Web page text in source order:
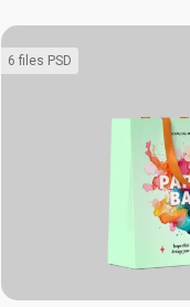
6 files PSD